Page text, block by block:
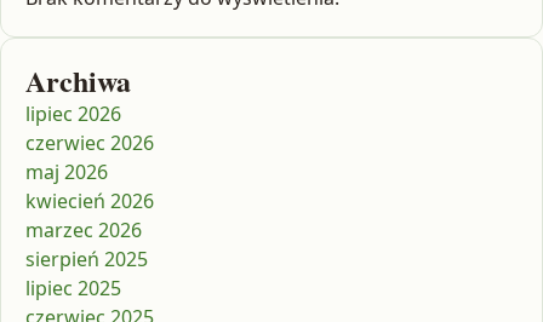
Archiwa
lipiec 2026
czerwiec 2026
maj 2026
kwiecień 2026
marzec 2026
sierpień 2025
lipiec 2025